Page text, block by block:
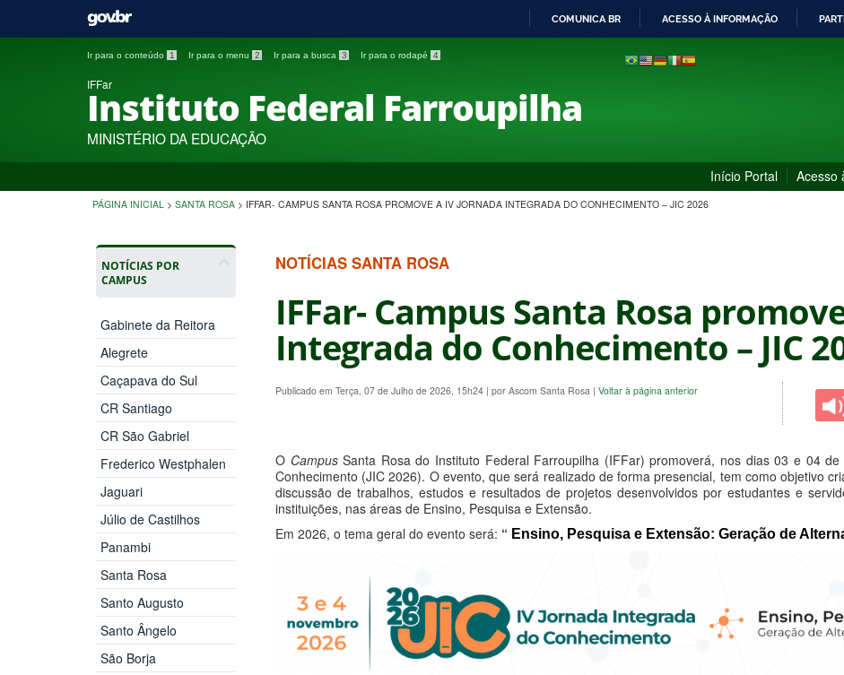
PARA
COMUNICA BR ACESSO À INFORMAÇÃO
Ir para o conteúdo 1 Ir para o menu 2 Ir para a busca 3 Ir para o rodapé 4
IFFar
Instituto Federal Farroupilha
MINISTÉRIO DA EDUCAÇÃO
Início Portal Acesso
PÁGINA INICIAL > SANTA ROSA > IFFAR- CAMPUS SANTA ROSA PROMOVE A IV JORNADA INTEGRADA DO CONHECIMENTO – JIC 2026
NOTÍCIAS POR
CAMPUS
Gabinete da Reitora
Alegrete
Caçapava do Sul
CR Santiago
CR São Gabriel
Frederico Westphalen
Jaguari
Júlio de Castilhos
Panambi
Santa Rosa
Santo Augusto
Santo Ângelo
São Borja
NOTÍCIAS SANTA ROSA
IFFar- Campus Santa Rosa
Integrada do Conhecimento – JIC
Publicado em Terça, 07 de Julho de 2026, 15h24 | por Ascom Santa Rosa | Voltar à página anterior
O CampusSanta Rosa do Instituto Federal Farroupilha (IFFar) promoverá, nos dias 03 e 04
Conhecimento (JIC 2026). O evento, que será realizado de forma presencial, tem como objetivo
discussão de trabalhos, estudos e resultados de projetos desenvolvidos por estudantes e
instituições, nas áreas de Ensino, Pesquisa e Extensão.
Em 2026, o tema geral do evento será: “ Ensino, Pesquisa e Extensão: Geração de